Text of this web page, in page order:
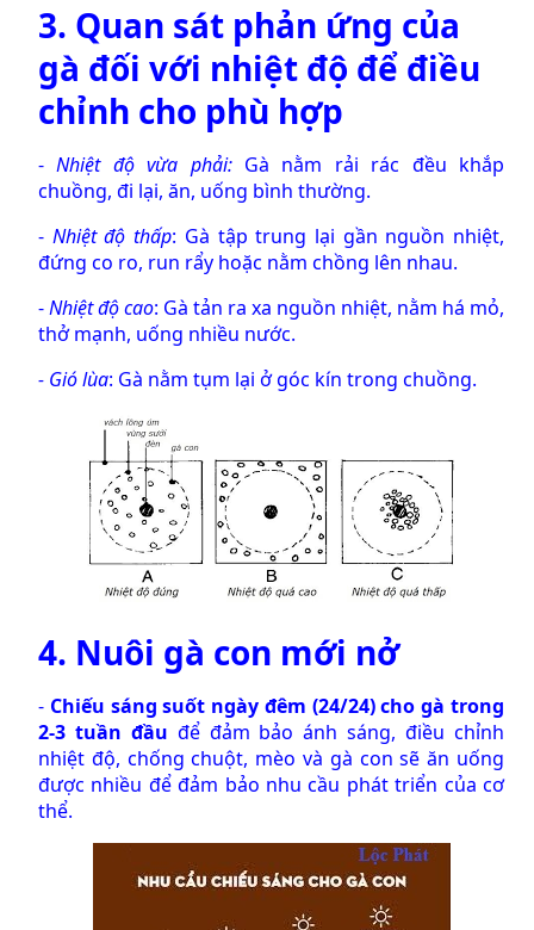
3. Quan sát phản ứng của
gà đối với nhiệt độ để điều
chỉnh cho phù hợp
-Nhiệt độ vừa phải:Gà nằm rải rác đều khắp
chuồng, đi lại, ăn, uống bình thường.
- Nhiệt độ thấp: Gà tập trung lại gần nguồn nhiệt,
đứng co ro, run rẩy hoặc nằm chồng lên nhau.
-Nhiệt độ cao: Gà tản ra xa nguồn nhiệt, nằm há mỏ,
thở mạnh, uống nhiều nước.
- Gió lùa: Gà nằm tụm lại ở góc kín trong chuồng.
4. Nuôi gà con mới nở
- Chiếu sáng suốt ngày đêm (24/24) cho gà trong
2-3 tuần đầu để đảm bảo ánh sáng, điều chỉnh
nhiệt độ, chống chuột, mèo và gà con sẽ ăn uống
được nhiều để đảm bảo nhu cầu phát triển của cơ
thể.